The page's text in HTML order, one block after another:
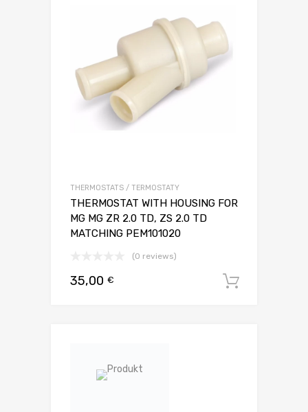
THERMOSTATS / TERMOSTATY
THERMOSTAT WITH HOUSING FOR
MG MG ZR 2.0 TD, ZS 2.0 TD
MATCHING PEM101020
(0 reviews)
35,00 €